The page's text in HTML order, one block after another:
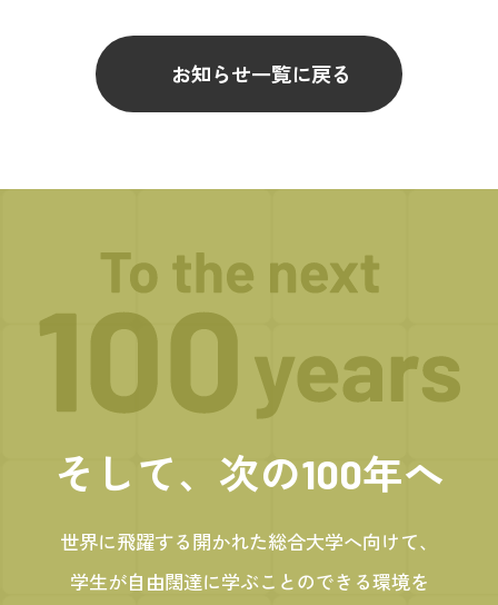
お知らせ一覧に戻る
そして、次の100年へ
世界に飛躍する開かれた総合大学へ向けて、
学生が自由闊達に学ぶことのできる環境を